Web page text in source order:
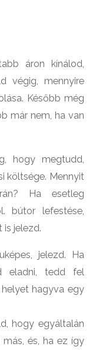
áron kínálod,
végig, mennyire
Később még
már nem, ha van
hogy megtudd,
költsége. Mennyit
Ha esetleg
bútor lefestése,
is jelezd.
jelezd. Ha
eladni, tedd fel
hagyva egy
hogy egyáltalán
és, ha ez így